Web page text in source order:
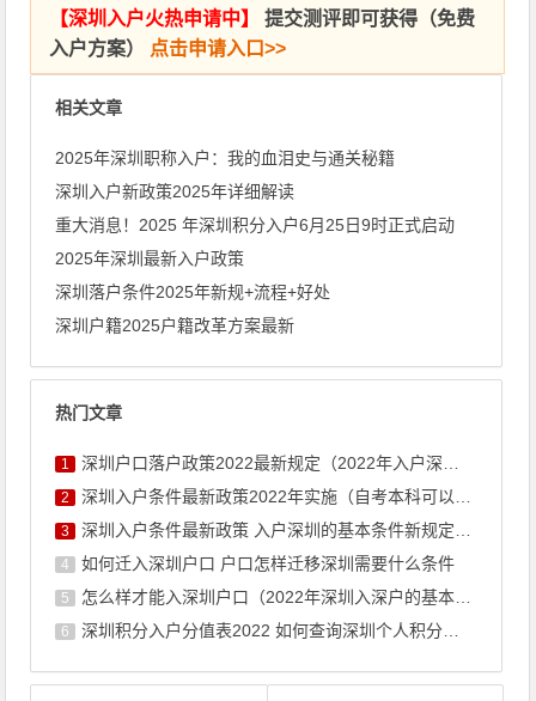
【深圳入户火热申请中】
提交测评即可获得（免费
入户方案）
点击申请入口>>
相关文章
2025年深圳职称入户：我的血泪史与通关秘籍
深圳入户新政策2025年详细解读
重大消息！2025 年深圳积分入户6月25日9时正式启动
2025年深圳最新入户政策
深圳落户条件2025年新规+流程+好处
深圳户籍2025户籍改革方案最新
热门文章
1 深圳户口落户政策2022最新规定（2022年入户深圳条件新政 ...
2 深圳入户条件最新政策2022年实施（自考本科可以入户深圳吗）
3 深圳入户条件最新政策 入户深圳的基本条件新规定积分
4 如何迁入深圳户口 户口怎样迁移深圳需要什么条件
5 怎么样才能入深圳户口（2022年深圳入深户的基本条件）
6 深圳积分入户分值表2022 如何查询深圳个人积分有多少